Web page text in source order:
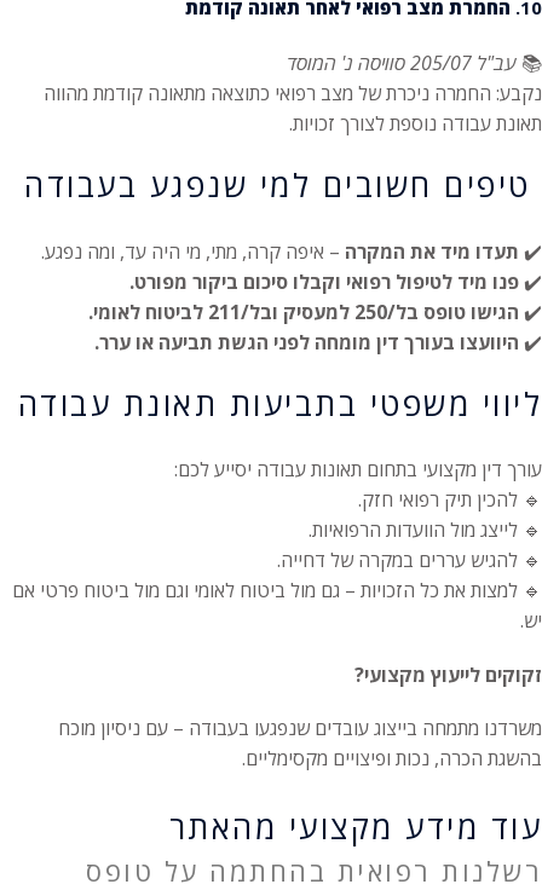
10. החמרת מצב רפואי לאחר תאונה קודמת
📚 עב"ל 205/07 סוויסה נ' המוסד
נקבע: החמרה ניכרת של מצב רפואי כתוצאה מתאונה קודמת מהווה
תאונת עבודה נוספת לצורך זכויות.
טיפים חשובים למי שנפגע בעבודה
✔️ תעדו מיד את המקרה – איפה קרה, מתי, מי היה עד, ומה נפגע.
✔️ פנו מיד לטיפול רפואי וקבלו סיכום ביקור מפורט.
✔️ הגישו טופס בל/250 למעסיק ובל/211 לביטוח לאומי.
✔️ היוועצו בעורך דין מומחה לפני הגשת תביעה או ערר.
ליווי משפטי בתביעות תאונת עבודה
עורך דין מקצועי בתחום תאונות עבודה יסייע לכם:
🔹 להכין תיק רפואי חזק.
🔹 לייצג מול הוועדות הרפואיות.
🔹 להגיש עררים במקרה של דחייה.
🔹 למצות את כל הזכויות – גם מול ביטוח לאומי וגם מול ביטוח פרטי אם
יש.
זקוקים לייעוץ מקצועי?
משרדנו מתמחה בייצוג עובדים שנפגעו בעבודה – עם ניסיון מוכח
בהשגת הכרה, נכות ופיצויים מקסימליים.
עוד מידע מקצועי מהאתר
רשלנות רפואית בהחתמה על טופס